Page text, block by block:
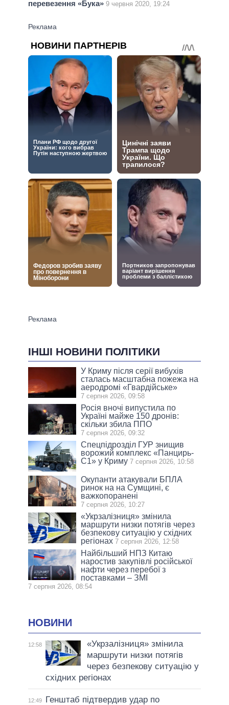
перевезення «Бука» 9 червня 2020, 19:24
ІНШІ НОВИНИ ПОЛІТИКИ
У Криму після серії вибухів
сталась масштабна пожежа на
аеродромі «Гвардійське»
7 серпня 2026, 09:58
Росія вночі випустила по
Україні майже 150 дронів:
скільки збила ППО
7 серпня 2026, 09:32
Спецпідрозділ ГУР знищив
ворожий комплекс «Панцирь-
С1» у Криму 7 серпня 2026, 10:58
Окупанти атакували БПЛА
ринок на на Сумщині, є
важкопоранені
7 серпня 2026, 10:27
«Укрзалізниця» змінила
маршрути низки потягів через
безпекову ситуацію у східних
регіонах 7 серпня 2026, 12:58
Найбільший НПЗ Китаю
наростив закупівлі російської
нафти через перебої з
поставками – ЗМІ
7 серпня 2026, 08:54
НОВИНИ
12:58
«Укрзалізниця» змінила
маршрути низки потягів
через безпекову ситуацію у
східних регіонах
12:49
Генштаб підтвердив удар по